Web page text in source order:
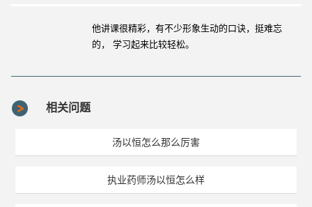
他讲课很精彩，有不少形象生动的口诀，挺难忘
的， 学习起来比较轻松。
相关问题
汤以恒怎么那么厉害
执业药师汤以恒怎么样